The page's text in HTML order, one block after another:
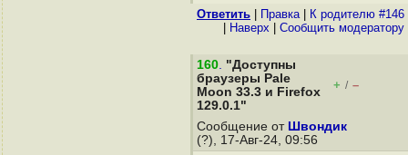
Ответить Правка|
К родителю #146
Наверх Cообщить модератору
160. "Доступны
браузеры Pale
Moon 33.3 и Firefox
129.0.1"
+ / –
Сообщение от Швондик
(?), 17-Авг-24, 09:56